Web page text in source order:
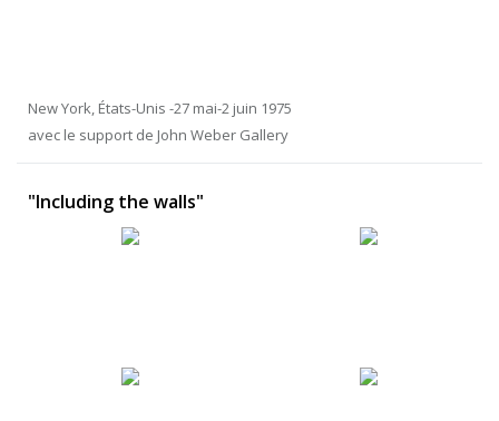
New York, États-Unis -27 mai-2 juin 1975
avec le support de John Weber Gallery
"Including the walls"